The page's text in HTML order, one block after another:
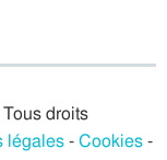
droits
légales-Cookies-